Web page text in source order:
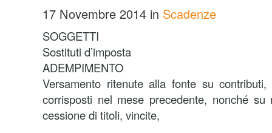
17 Novembre 2014 in Scadenze
SOGGETTI
Sostituti d’imposta
ADEMPIMENTO
Versamento ritenute alla fonte su
corrisposti nel mese precedente, nonché
cessione di titoli, vincite,